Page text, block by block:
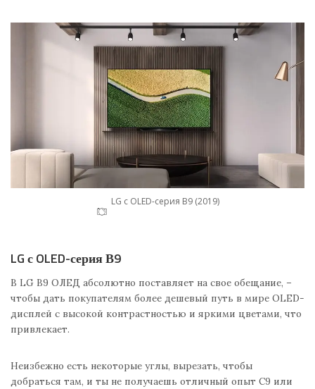
LG с OLED-серия В9 (2019)
LG с OLED-серия В9
В LG В9 ОЛЕД абсолютно поставляет на свое обещание, –
чтобы дать покупателям более дешевый путь в мире OLED-
дисплей с высокой контрастностью и яркими цветами, что
привлекает.
Неизбежно есть некоторые углы, вырезать, чтобы
добраться там, и ты не получаешь отличный опыт С9 или